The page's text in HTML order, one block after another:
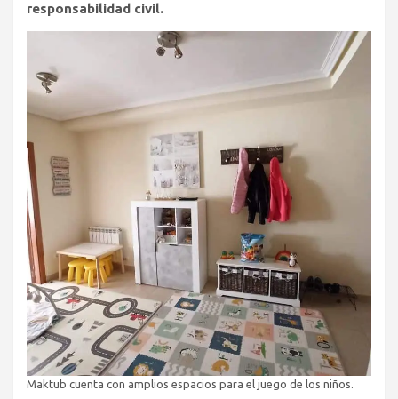
responsabilidad civil.
Maktub cuenta con amplios espacios para el juego de los niños.